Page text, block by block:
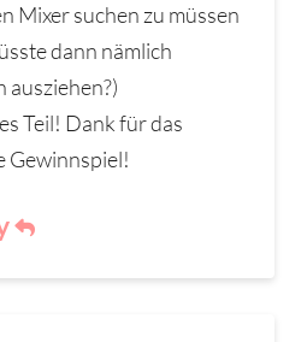
Mixer suchen zu müssen
dann nämlich
ausziehen?)
Teil! Dank für das
Gewinnspiel!